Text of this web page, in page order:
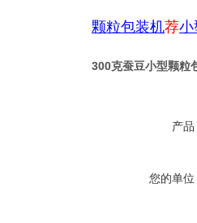
颗粒包装机荐小
300克蚕豆小型颗粒
产品
您的单位